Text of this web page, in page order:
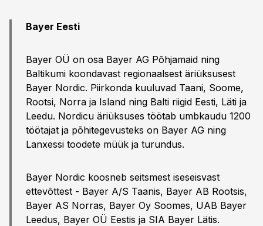
Bayer Eesti
Bayer OÜ on osa Bayer AG Põhjamaid ning
Baltikumi koondavast regionaalsest äriüksusest
Bayer Nordic. Piirkonda kuuluvad Taani, Soome,
Rootsi, Norra ja Island ning Balti riigid Eesti, Läti ja
Leedu. Nordicu äriüksuses töötab umbkaudu 1200
töötajat ja põhitegevusteks on Bayer AG ning
Lanxessi toodete müük ja turundus.
Bayer Nordic koosneb seitsmest iseseisvast
ettevõttest - Bayer A/S Taanis, Bayer AB Rootsis,
Bayer AS Norras, Bayer Oy Soomes, UAB Bayer
Leedus, Bayer OÜ Eestis ja SIA Bayer Lätis.